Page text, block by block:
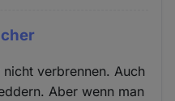
verbrennen. Auch
Aber wenn man